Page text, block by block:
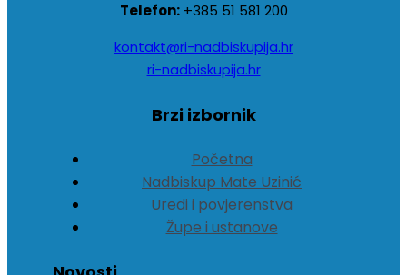
Telefon:+385 51 581 200
kontakt@ri-nadbiskupija.hr
ri-nadbiskupija.hr
Brzi izbornik
Početna
Nadbiskup Mate Uzinić
Uredi i povjerenstva
Župe i ustanove